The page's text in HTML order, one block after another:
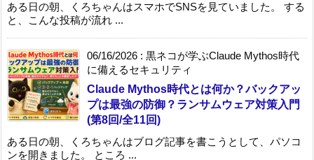
ある日の朝、くろちゃんはスマホでSNSを見ていました。 する
と、こんな投稿が流れ ...
06/16/2026 : 黒ネコが学ぶClaude Mythos時代
に備えるセキュリティ
Claude Mythos時代とは何か？バックアッ
プは最強の防御？ランサムウェア対策入門
(第8回/全11回)
ある日の朝、くろちゃんはブログ記事を書こうとして、パソコ
ンを開きました。 ところ ...